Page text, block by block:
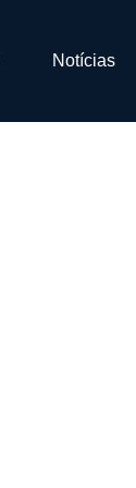
Notícias